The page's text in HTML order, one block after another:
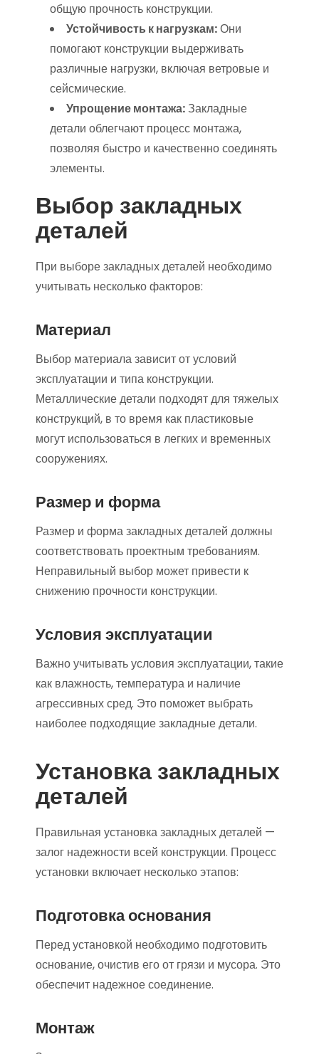
общую прочность конструкции.
Устойчивость к нагрузкам:Они
помогают конструкции выдерживать
различные нагрузки, включая ветровые и
сейсмические.
Упрощение монтажа:Закладные
детали облегчают процесс монтажа,
позволяя быстро и качественно соединять
элементы.
Выбор закладных
деталей
При выборе закладных деталей необходимо
учитывать несколько факторов:
Материал
Выбор материала зависит от условий
эксплуатации и типа конструкции.
Металлические детали подходят для тяжелых
конструкций, в то время как пластиковые
могут использоваться в легких и временных
сооружениях.
Размер и форма
Размер и форма закладных деталей должны
соответствовать проектным требованиям.
Неправильный выбор может привести к
снижению прочности конструкции.
Условия эксплуатации
Важно учитывать условия эксплуатации, такие
как влажность, температура и наличие
агрессивных сред. Это поможет выбрать
наиболее подходящие закладные детали.
Установка закладных
деталей
Правильная установка закладных деталей —
залог надежности всей конструкции. Процесс
установки включает несколько этапов:
Подготовка основания
Перед установкой необходимо подготовить
основание, очистив его от грязи и мусора. Это
обеспечит надежное соединение.
Монтаж